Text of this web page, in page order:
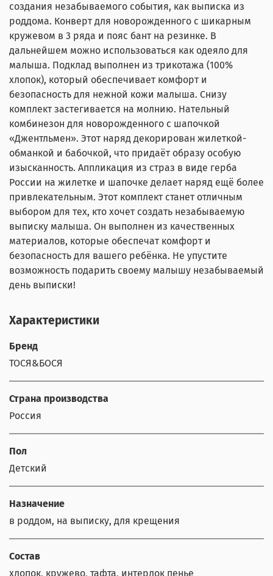
создания незабываемого события, как выписка из
роддома. Конверт для новорожденного с шикарным
кружевом в 3 ряда и пояс бант на резинке. В
дальнейшем можно использоваться как одеяло для
малыша. Подклад выполнен из трикотажа (100%
хлопок), который обеспечивает комфорт и
безопасность для нежной кожи малыша. Снизу
комплект застегивается на молнию. Нательный
комбинезон для новорожденного с шапочкой
«Джентльмен». Этот наряд декорирован жилеткой-
обманкой и бабочкой, что придаёт образу особую
изысканность. Аппликация из страз в виде герба
России на жилетке и шапочке делает наряд ещё более
привлекательным. Этот комплект станет отличным
выбором для тех, кто хочет создать незабываемую
выписку малыша. Он выполнен из качественных
материалов, которые обеспечат комфорт и
безопасность для вашего ребёнка. Не упустите
возможность подарить своему малышу незабываемый
день выписки!
Характеристики
Бренд
ТОСЯ&БОСЯ
Страна производства
Россия
Пол
Детский
Назначение
в роддом, на выписку, для крещения
Состав
хлопок, кружево, тафта, интерлок пенье